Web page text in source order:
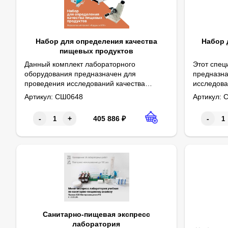
Набор для определения качества
пищевых продуктов
Данный комплект лабораторного
оборудования предназначен для
проведения исследований качества
пищевых продуктов и кормов в области
животноводства, ветеринарии и
определять качество образцов методом
Анализатор влажности обеспечивает экспресс-контроль
Комплектация
Люминоскоп - 1 шт.
Анализатор влажности (высокоточный, в комплектации с
Рефрактометр лабораторный - 1 шт.
Артикул:СШ0648
- + 405 886 ₽
Набор
Этот
зерновых
до
Кроме
Рассев.
Комплект
Комплект
Артикул:
-
Санитарно-пищевая экспресс
лаборатория